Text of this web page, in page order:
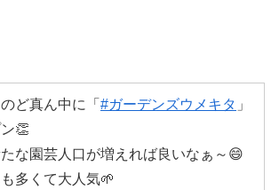
ど真ん中に「 #ガーデンズウメキタ 」
👏
な園芸人口が増えれば良いなぁ～😄
多くて大人気🌱